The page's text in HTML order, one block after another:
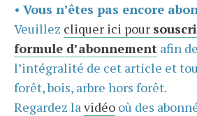
• Vous n’êtes pas encore
Veuillez cliquer ici pour
formule d’abonnement afin
l’intégralité de cet article et
forêt, bois, arbre hors forêt.
Regardez lavidéo où des